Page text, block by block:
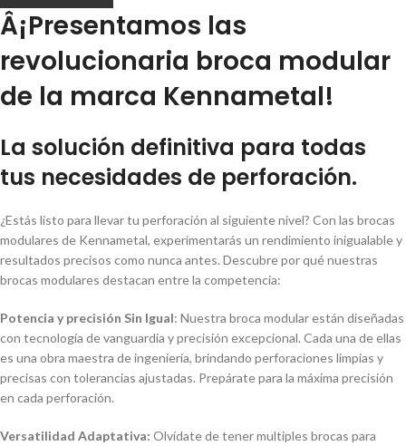
Â¡Presentamos las
revolucionaria broca modular
de la marca Kennametal!
La solución definitiva para todas
tus necesidades de perforación.
¿Estás listo para llevar tu perforación al siguiente nivel? Con las brocas
modulares de Kennametal, experimentarás un rendimiento inigualable y
resultados precisos como nunca antes. Descubre por qué nuestras
brocas modulares destacan entre la competencia:
Potencia y precisión Sin Igual: Nuestra broca modular están diseñadas
con tecnologí­a de vanguardia y precisión excepcional. Cada una de ellas
es una obra maestra de ingenierí­a, brindando perforaciones limpias y
precisas con tolerancias ajustadas. Prepárate para la máxima precisión
en cada perforación.
Versatilidad Adaptativa: Olví­date de tener multiples brocas para